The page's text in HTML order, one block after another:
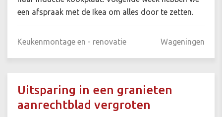
een afspraak met de Ikea om alles door te zetten.
Keukenmontage en - renovatie Wageningen
Uitsparing in een granieten
aanrechtblad vergroten